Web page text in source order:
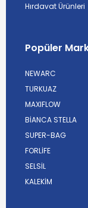
Hırdavat Ürünleri
Popüler
NEWARC
TURKUAZ
MAXIFLOW
BİANCA STELLA
SUPER-BAG
FORLİFE
SELSİL
KALEKİM